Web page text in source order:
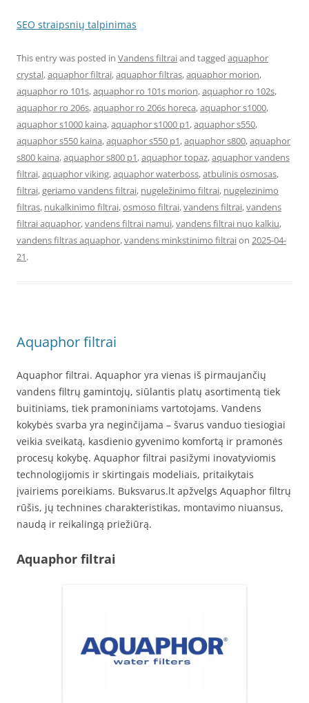
SEO straipsnių talpinimas
This entry was posted in Vandens filtraiand tagged aquaphor
crystal,aquaphor filtrai,aquaphor filtras,aquaphor morion,
aquaphor ro 101s,aquaphor ro 101s morion,aquaphor ro 102s,
aquaphor ro 206s,aquaphor ro 206s horeca,aquaphor s1000,
aquaphor s1000 kaina,aquaphor s1000 p1,aquaphor s550,
aquaphor s550 kaina,aquaphor s550 p1,aquaphor s800,aquaphor
s800 kaina,aquaphor s800 p1,aquaphor topaz,aquaphor vandens
filtrai,aquaphor viking,aquaphor waterboss,atbulinis osmosas,
filtrai,geriamo vandens filtrai, nugeležinimo filtrai, nugelezinimo
filtras, nukalkinimo filtrai,osmoso filtrai,vandens filtrai,vandens
filtrai aquaphor,vandens filtrai namui,vandens filtrai nuo kalkiu,
vandens filtras aquaphor,vandens minkstinimo filtraion 2025-04-
21.
Aquaphor filtrai
Aquaphor filtrai. Aquaphor yra vienas iš pirmaujančių
vandens filtrų gamintojų, siūlantis platų asortimentą tiek
buitiniams, tiek pramoniniams vartotojams. Vandens
kokybės svarba yra neginčijama – švarus vanduo tiesiogiai
veikia sveikatą, kasdienio gyvenimo komfortą ir pramonės
procesų kokybę. Aquaphor filtrai pasižymi inovatyviomis
technologijomis ir skirtingais modeliais, pritaikytais
įvairiems poreikiams. Buksvarus.lt apžvelgs Aquaphor filtrų
rūšis, jų technines charakteristikas, montavimo niuansus,
naudą ir reikalingą priežiūrą.
Aquaphor filtrai